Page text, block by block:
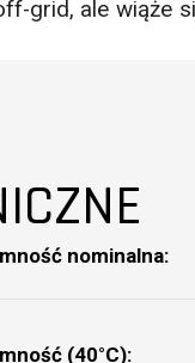
grid, ale wiąże
nominalna:
(40°C):